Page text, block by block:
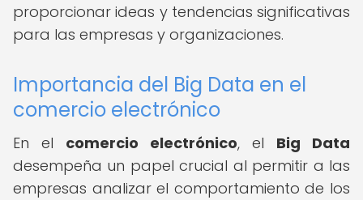
proporcionar ideas y tendencias significativas
para las empresas y organizaciones.
Importancia del Big Data en el
comercio electrónico
En el comercio electrónico, el Big Data
desempeña un papel crucial al permitir a las
empresas analizar el comportamiento de los